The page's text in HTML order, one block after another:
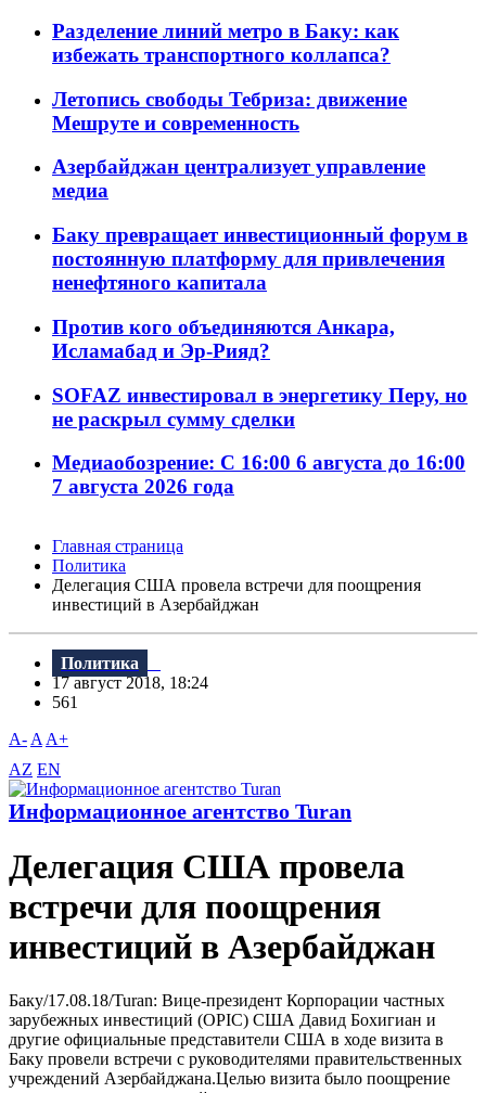
Разделение линий метро в Баку: как
избежать транспортного коллапса?
Летопись свободы Тебриза: движение
Мешруте и современность
Азербайджан централизует управление
медиа
Баку превращает инвестиционный форум в
постоянную платформу для привлечения
ненефтяного капитала
Против кого объединяются Анкара,
Исламабад и Эр-Рияд?
SOFAZ инвестировал в энергетику Перу, но
не раскрыл сумму сделки
Медиаобозрение: С 16:00 6 августа до 16:00
7 августа 2026 года
Главная страница
Политика
Делегация США провела встречи для поощрения
инвестиций в Азербайджан
Политика
17 август 2018, 18:24
561
A- A A+
AZ EN
Информационное агентство Turan
Делегация США провела
встречи для поощрения
инвестиций в Азербайджан
Баку/17.08.18/Turan: Bице-президент Корпорации частных
зарубежных инвестиций (OPIC) США Давид Бохигиан и
другие официальные представители США в ходе визита в
Баку провели встречи с руководителями правительственных
учреждений Азербайджана.Целью визита было поощрение